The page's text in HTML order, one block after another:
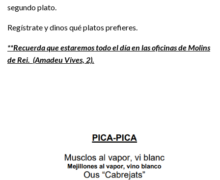
segundo plato.
Regístrate y dinos qué platos prefieres.
**Recuerda que estaremos todo el día en las oficinas de Molins
de Rei. (Amadeu Vives, 2).